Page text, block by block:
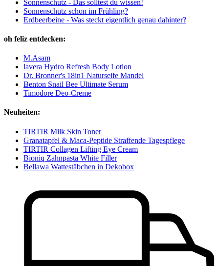
Sonnenschutz - Das solltest du wissen!
Sonnenschutz schon im Frühling?
Erdbeerbeine - Was steckt eigentlich genau dahinter?
oh feliz entdecken:
M.Asam
lavera Hydro Refresh Body Lotion
Dr. Bronner's 18in1 Naturseife Mandel
Benton Snail Bee Ultimate Serum
Timodore Deo-Creme
Neuheiten:
TIRTIR Milk Skin Toner
Granatapfel & Maca-Peptide Straffende Tagespflege
TIRTIR Collagen Lifting Eye Cream
Bioniq Zahnpasta White Filler
Bellawa Wattestäbchen in Dekobox